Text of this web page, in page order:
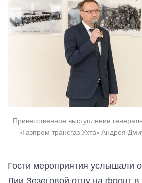
Приветственное выступление
«Газпром трансгаз Ухта» Андрея
Гости мероприятия услышали